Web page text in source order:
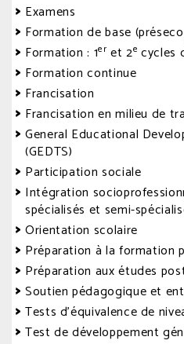
Examens
Formation de base
Formation : 1er et 2e cycles
Formation continue
Francisation
Francisation en milieu de
General Educational
(GEDTS)
Participation sociale
Intégration
spécialisés et semi-
Orientation scolaire
Préparation à la formation
Préparation aux études
Soutien pédagogique et
Tests d’équivalence de
Test de développement